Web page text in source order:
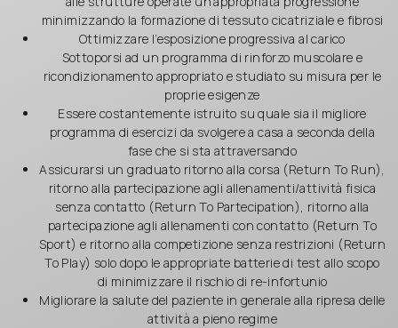
minimizzando la formazione di tessuto cicatriziale e fibrosi
Ottimizzare l’esposizione progressiva al carico
Sottoporsi ad un programma di rinforzo muscolare e
ricondizionamento appropriato e studiato su misura per le
proprie esigenze
Essere costantemente istruito su quale sia il migliore
programma di esercizi da svolgere a casa a seconda della
fase che si sta attraversando
Assicurarsi un graduato ritorno alla corsa (Return To Run),
ritorno alla partecipazione agli allenamenti/attività fisica
senza contatto (Return To Partecipation), ritorno alla
partecipazione agli allenamenti con contatto (Return To
Sport) e ritorno alla competizione senza restrizioni (Return
To Play) solo dopo le appropriate batterie di test allo scopo
di minimizzare il rischio di re-infortunio
Migliorare la salute del paziente in generale alla ripresa delle
attività a pieno regime